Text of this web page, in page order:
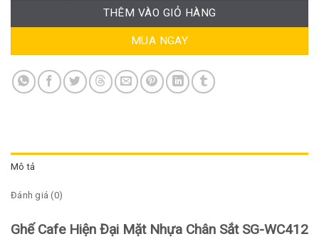
THÊM VÀO GIỎ HÀNG
MUA NGAY
Mô tả
Đánh giá (0)
Ghế Cafe Hiện Đại Mặt Nhựa Chân Sắt SG-WC412